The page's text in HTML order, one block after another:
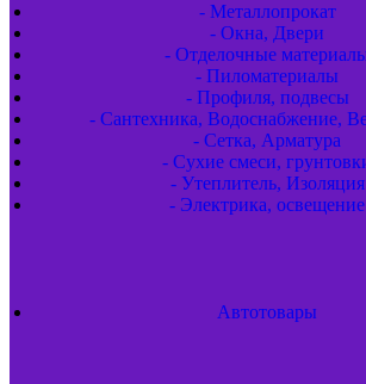
- Металлопрокат
- Окна, Двери
- Отделочные
- Пиломатериалы
- Профиля, подвесы
- Сантехника, Водоснабжение,
- Сетка, Арматура
- Сухие смеси,
- Утеплитель, Изоляция
- Электрика, освещение
Автотовары